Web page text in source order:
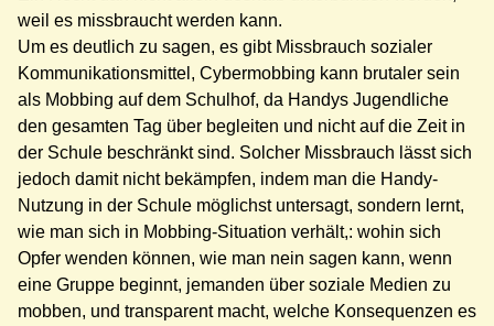
weil es missbraucht werden kann.
Um es deutlich zu sagen, es gibt Missbrauch sozialer
Kommunikationsmittel, Cybermobbing kann brutaler sein
als Mobbing auf dem Schulhof, da Handys Jugendliche
den gesamten Tag über begleiten und nicht auf die Zeit in
der Schule beschränkt sind. Solcher Missbrauch lässt sich
jedoch damit nicht bekämpfen, indem man die Handy-
Nutzung in der Schule möglichst untersagt, sondern lernt,
wie man sich in Mobbing-Situation verhält,: wohin sich
Opfer wenden können, wie man nein sagen kann, wenn
eine Gruppe beginnt, jemanden über soziale Medien zu
mobben, und transparent macht, welche Konsequenzen es